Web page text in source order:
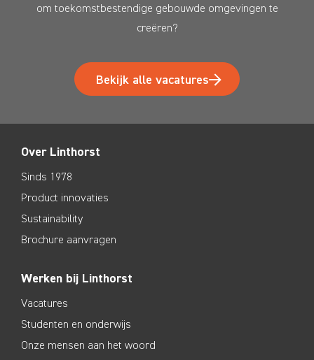
om toekomstbestendige gebouwde omgevingen te
creëren?
Bekijk alle vacatures
Over Linthorst
Sinds 1978
Product innovaties
Sustainability
Brochure aanvragen
Werken bij Linthorst
Vacatures
Studenten en onderwijs
Onze mensen aan het woord